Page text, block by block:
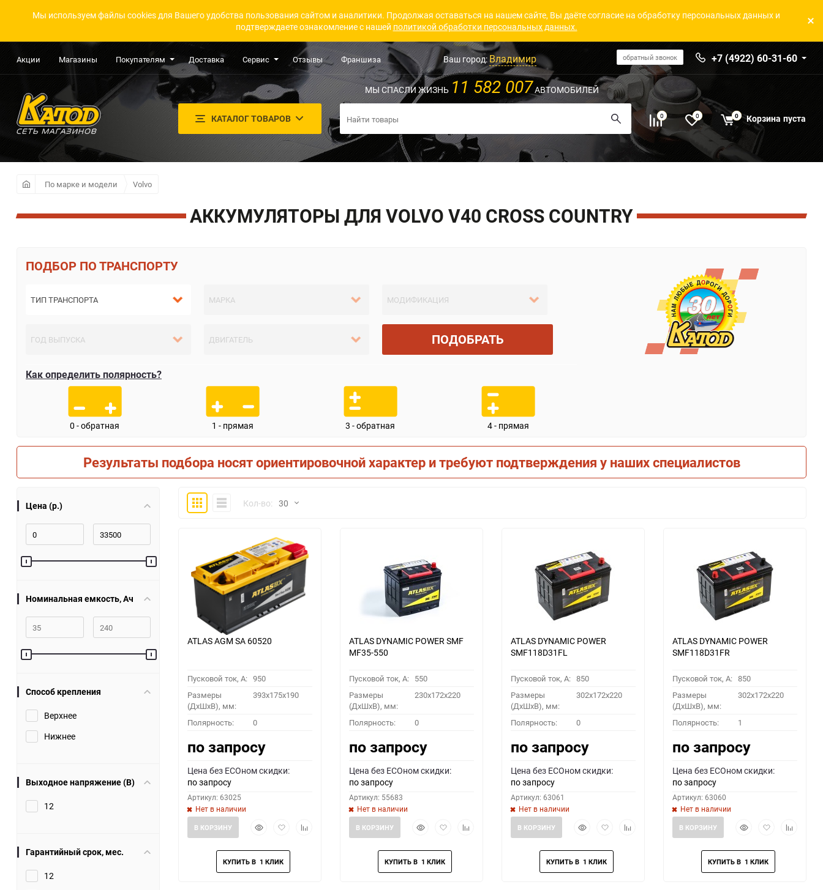
Мы используем файлы cookies для Вашего удобства пользования сайтом и аналитики. Продолжая оставаться на нашем сайте, Вы даёте согласие на обработку персональных данных и
подтверждаете ознакомление с нашей политикой обработки персональных данных.
Акции Магазины Покупателям Доставка Сервис Отзывы Франшиза Ваш город:Владимир обратный звонок +7 (4922) 60-31-60
КАТАЛОГ ТОВАРОВ
МЫ СПАСЛИ ЖИЗНЬ 11 582 007АВТОМОБИЛЕЙ
0 0 0 Корзина пуста
По марке и модели Volvo
АККУМУЛЯТОРЫ ДЛЯ VOLVO V40 CROSS COUNTRY
ПО ТРАНСПОРТУ
ПОДОБРАТЬ
Как определить полярность?
0 - обратная 1 - прямая 3 - обратная 4 - прямая
Результаты подбора носят ориентировочной характер и требуют подтверждения у наших специалистов
Цена (р.)
Номинальная емкость, Ач
Способ крепления
Верхнее
Нижнее
Выходное напряжение (В)
12
Гарантийный срок, мес.
12
ПлиткаКомпактноКол-во: 30
30
60
90
150
ATLAS AGM SA 60520
Пусковой ток, A: 950
Размеры
(ДхШхВ), мм:
393x175x190
Полярность: 0
по запросу
Цена без ECOном скидки:
по запросу
Артикул: 63025
Нет в наличии
БыстрыйДобавить
избранное
Добавить
В КОРЗИНУ
ATLAS DYNAMIC POWER SMF
MF35-550
Пусковой ток, A: 550
Размеры
(ДхШхВ), мм:
230x172x220
Полярность: 0
по запросу
Цена без ECOном скидки:
по запросу
Артикул: 55683
Нет в наличии
БыстрыйДобавить
избранное
Добавить
В КОРЗИНУ
ATLAS DYNAMIC POWER
SMF118D31FL
Пусковой ток, A: 850
Размеры
(ДхШхВ), мм:
302x172x220
Полярность: 0
по запросу
Цена без ECOном скидки:
по запросу
Артикул: 63061
Нет в наличии
БыстрыйДобавить
избранное
Добавить
В КОРЗИНУ
ATLAS DYNAMIC POWER
SMF118D31FR
Пусковой ток, A: 850
Размеры
(ДхШхВ), мм:
302x172x220
Полярность: 1
по запросу
Цена без ECOном скидки:
по запросу
Артикул: 63060
Нет в наличии
БыстрыйДобавить
избранное
Добавить
В КОРЗИНУ